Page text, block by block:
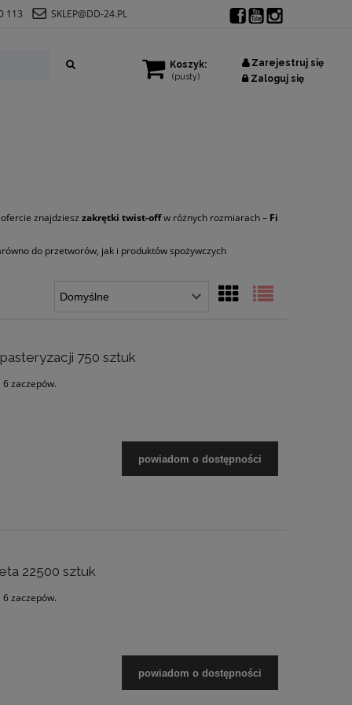
Zarejestruj się
Zaloguj się
Koszyk:
(pusty)
113 SKLEP@DD-24.PL
znajdziesz zakrętki twist-offw różnych rozmiarach – Fi
do przetworów, jak i produktów spożywczych
750 sztuk
zaczepów.
powiadom o dostępności
22500 sztuk
zaczepów.
powiadom o dostępności